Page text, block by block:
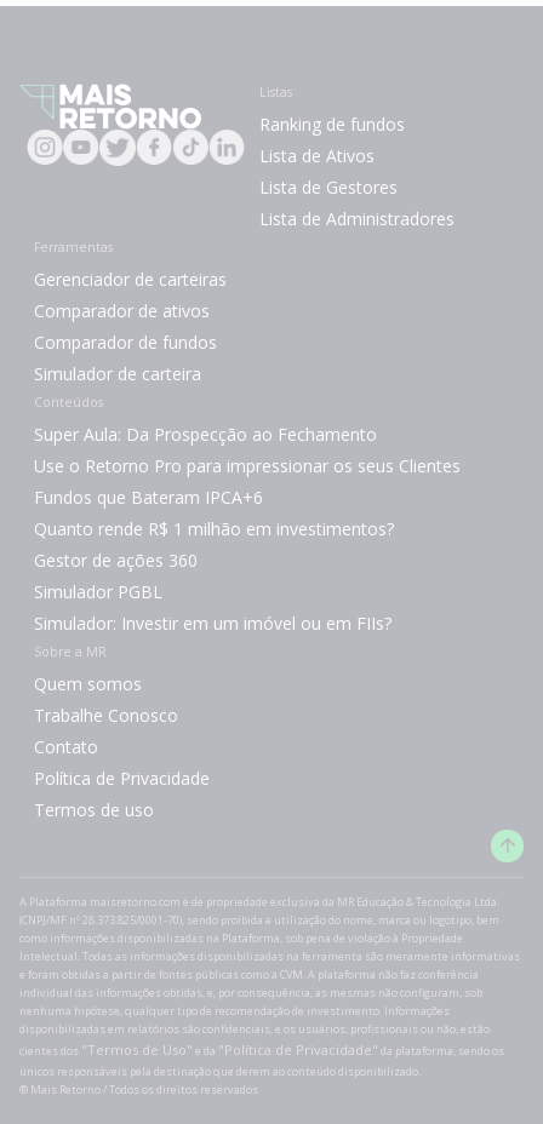
Listas
Ranking de fundos
Lista de Ativos
Lista de Gestores
Lista de Administradores
Ferramentas
Gerenciador de carteiras
Comparador de ativos
Comparador de fundos
Simulador de carteira
Conteúdos
Super Aula: Da Prospecção ao Fechamento
Use o Retorno Pro para impressionar os seus Clientes
Fundos que Bateram IPCA+6
Quanto rende R$ 1 milhão em investimentos?
Gestor de ações 360
Simulador PGBL
Simulador: Investir em um imóvel ou em FIIs?
Sobre a MR
Quem somos
Trabalhe Conosco
Contato
Política de Privacidade
Termos de uso
A Plataforma maisretorno.com é de propriedade exclusiva da MR Educação & Tecnologia Ltda.
(CNPJ/MF nº 28.373.825/0001-70), sendo proibida a utilização do nome, marca ou logotipo, bem
como informações disponibilizadas na Plataforma, sob pena de violação à Propriedade
Intelectual. Todas as informações disponibilizadas na ferramenta são meramente informativas
e foram obtidas a partir de fontes públicas como a CVM. A plataforma não faz conferência
individual das informações obtidas, e, por consequência, as mesmas não configuram, sob
nenhuma hipótese, qualquer tipo de recomendação de investimento. Informações
disponibilizadas em relatórios são confidenciais, e os usuários, profissionais ou não, estão
cientes dos "Termos de Uso" e da "Política de Privacidade" da plataforma, sendo os
únicos responsáveis pela destinação que derem ao conteúdo disponibilizado.
®️ Mais Retorno / Todos os direitos reservados